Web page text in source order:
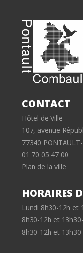
CONTACT
Hôtel de Ville
107, avenue
77340
01 70 05 47 00
Plan de la ville
HORAIRES
Lundi 8h30-12h et
8h30-12h et
8h30-12h et